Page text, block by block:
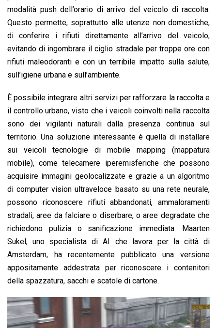
modalità push dell’orario di arrivo del veicolo di raccolta.
Questo permette, soprattutto alle utenze non domestiche,
di conferire i rifiuti direttamente all’arrivo del veicolo,
evitando di ingombrare il ciglio stradale per troppe ore con
rifiuti maleodoranti e con un terribile impatto sulla salute,
sull’igiene urbana e sull’ambiente.
È possibile integrare altri servizi per rafforzare la raccolta e
il controllo urbano, visto che i veicoli coinvolti nella raccolta
sono dei vigilanti naturali dalla presenza continua sul
territorio. Una soluzione interessante è quella di installare
sui veicoli tecnologie di mobile mapping (mappatura
mobile), come telecamere iperemisferiche che possono
acquisire immagini geolocalizzate e grazie a un algoritmo
di computer vision ultraveloce basato su una rete neurale,
possono riconoscere rifiuti abbandonati, ammaloramenti
stradali, aree da falciare o diserbare, o aree degradate che
richiedono pulizia o sanificazione immediata. Maarten
Sukel, uno specialista di AI che lavora per la città di
Amsterdam, ha recentemente pubblicato una versione
appositamente addestrata per riconoscere i contenitori
della spazzatura, sacchi e scatole di cartone.